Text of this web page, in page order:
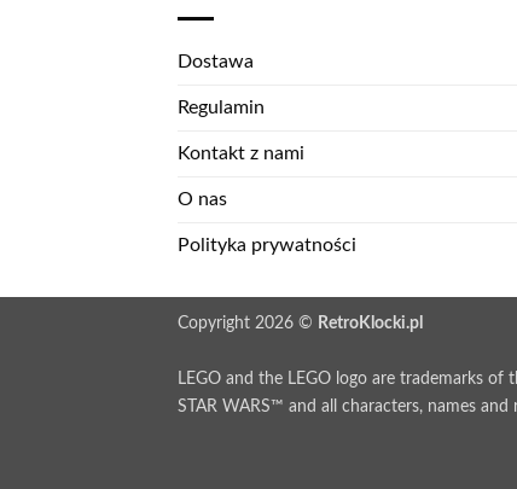
Dostawa
Regulamin
Kontakt z nami
O nas
Polityka prywatności
Copyright 2026 © RetroKlocki.pl
LEGO and the LEGO logo are trademarks
STAR WARS™ and all characters, names